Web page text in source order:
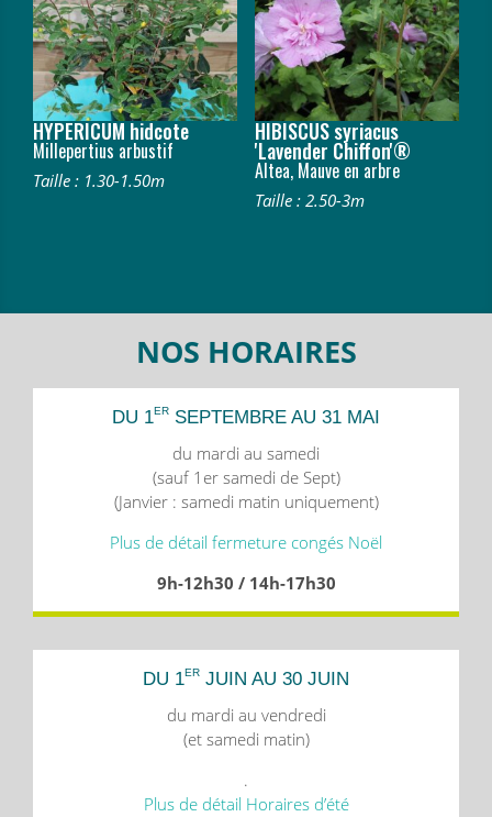
HYPERICUM hidcote
Millepertius arbustif
Taille : 1.30-1.50m
HIBISCUS syriacus
'Lavender Chiffon'®
Altea, Mauve en arbre
Taille : 2.50-3m
NOS HORAIRES
DU 1ER SEPTEMBRE AU 31 MAI
du mardi au samedi
(sauf 1er samedi de Sept)
(Janvier : samedi matin uniquement)
Plus de détail fermeture congés Noël
9h-12h30 / 14h-17h30
DU 1ER JUIN AU 30 JUIN
du mardi au vendredi
(et samedi matin)
.
Plus de détail Horaires d’été